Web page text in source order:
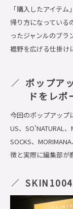
「購入したアイテ
帰り方になっている
ったジャンルのブラ
裾野を広げる仕掛け
ポップア
ドをレポ
今回のポップアップ
US、SO'NATURAL、
SOCKS、
徴と実際に編集部が
SKIN1004